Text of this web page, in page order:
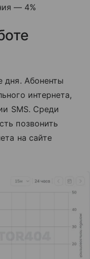
— 4%
дня. Абоненты
интернета,
SMS. Среди
позвонить
на сайте